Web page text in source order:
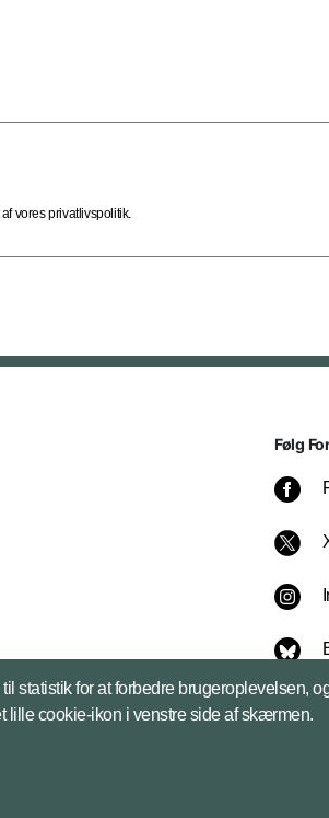
vores privatlivspolitik.
Følg
statistik for at forbedre brugeroplevelsen,
lille cookie-ikon i venstre side af skærmen.